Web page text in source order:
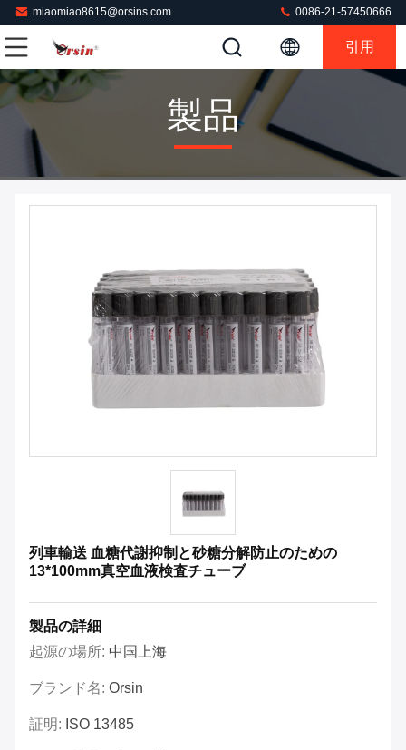
miaomiao8615@orsins.com 0086-21-57450666
引用
製品
列車輸送 血糖代謝抑制と砂糖分解防止のための
13*100mm真空血液検査チューブ
製品の詳細
起源の場所: 中国上海
ブランド名: Orsin
証明: ISO 13485